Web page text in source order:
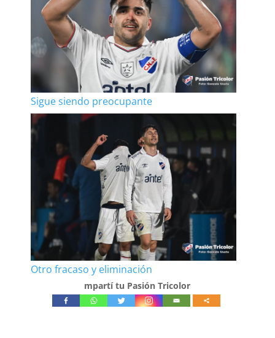
Sigue siendo preocupante
Otro fracaso y eliminación
mpartí tu Pasión Tricolor